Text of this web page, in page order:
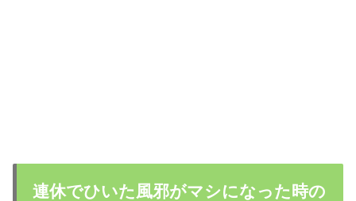
連休でひいた風邪がマシになった時の